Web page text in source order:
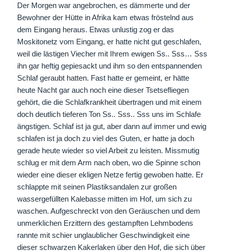
Der Morgen war angebrochen, es dämmerte und der
Bewohner der Hütte in Afrika kam etwas fröstelnd aus
dem Eingang heraus. Etwas unlustig zog er das
Moskitonetz vom Eingang, er hatte nicht gut geschlafen,
weil die lästigen Viecher mit Ihrem ewigen Ss.. Sss… Sss
ihn gar heftig gepiesackt und ihm so den entspannenden
Schlaf geraubt hatten. Fast hatte er gemeint, er hätte
heute Nacht gar auch noch eine dieser Tsetsefliegen
gehört, die die Schlafkrankheit übertragen und mit einem
doch deutlich tieferen Ton Ss.. Sss.. Sss uns im Schlafe
ängstigen. Schlaf ist ja gut, aber dann auf immer und ewig
schlafen ist ja doch zu viel des Guten, er hatte ja doch
gerade heute wieder so viel Arbeit zu leisten. Missmutig
schlug er mit dem Arm nach oben, wo die Spinne schon
wieder eine dieser ekligen Netze fertig gewoben hatte. Er
schlappte mit seinen Plastiksandalen zur großen
wassergefüllten Kalebasse mitten im Hof, um sich zu
waschen. Aufgeschreckt von den Geräuschen und dem
unmerklichen Erzittern des gestampften Lehmbodens
rannte mit schier unglaublicher Geschwindigkeit eine
dieser schwarzen Kakerlaken über den Hof, die sich über